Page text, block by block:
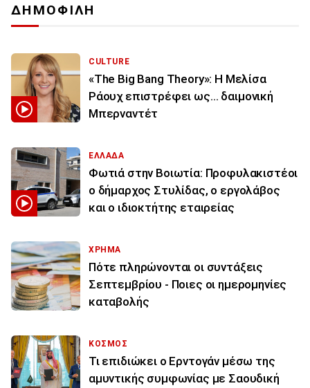
ΔΗΜΟΦΙΛΗ
CULTURE
«The Big Bang Theory»: Η Μελίσα
Ράουχ επιστρέφει ως… δαιμονική
Μπερναντέτ
ΕΛΛΑΔΑ
Φωτιά στην Βοιωτία: Προφυλακιστέοι
ο δήμαρχος Στυλίδας, ο εργολάβος
και ο ιδιοκτήτης εταιρείας
ΧΡΗΜΑ
Πότε πληρώνονται οι συντάξεις
Σεπτεμβρίου - Ποιες οι ημερομηνίες
καταβολής
ΚΟΣΜΟΣ
Τι επιδιώκει ο Ερντογάν μέσω της
αμυντικής συμφωνίας με Σαουδική